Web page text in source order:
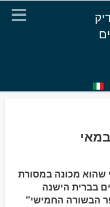
שהוא מכונה במסורת
בברית הישנה
הבשורה החמישי"